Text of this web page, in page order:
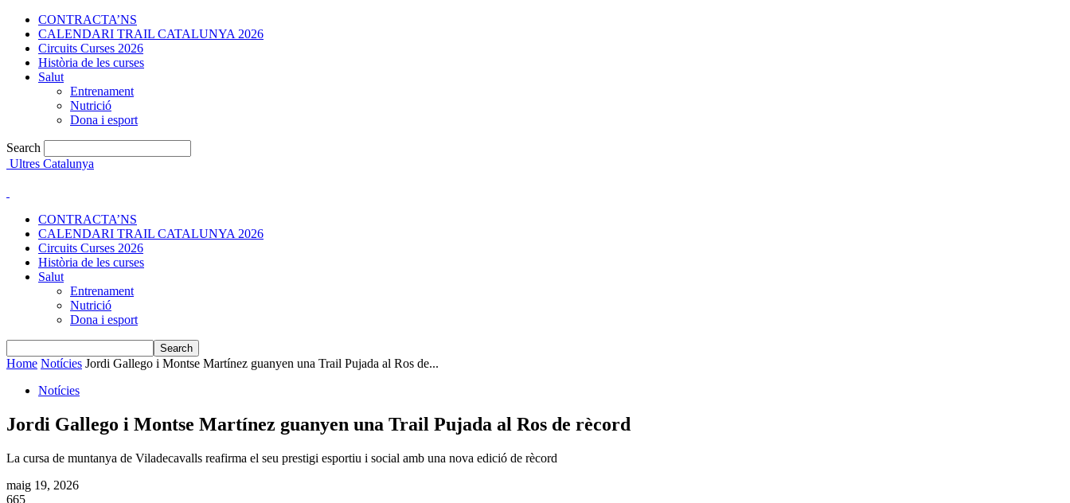
CONTRACTA’NS
CALENDARI TRAIL CATALUNYA 2026
Circuits Curses 2026
Història de les curses
Salut
Entrenament
Nutrició
Dona i esport
Search
Ultres Catalunya
CONTRACTA’NS
CALENDARI TRAIL CATALUNYA 2026
Circuits Curses 2026
Història de les curses
Salut
Entrenament
Nutrició
Dona i esport
Home Notícies Jordi Gallego i Montse Martínez guanyen una Trail Pujada al Ros de...
Notícies
Jordi Gallego i Montse Martínez guanyen una Trail Pujada al Ros de rècord
La cursa de muntanya de Viladecavalls reafirma el seu prestigi esportiu i social amb una nova edició de rècord
maig 19, 2026
665